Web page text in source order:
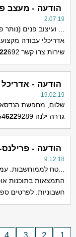
הודעה - מעצב
2.07.19
... ועיצוב פנים
אדריכלי עבודה
שירות צרו קשר 0508 692 מירון
הודעה -
19.02.19
שלום, מחפשת
גדרה ילנה 054
6229289
הודעה -
9.12.18
...טח לממוחשבות.
התמצאות בתוכנות
חשבוניות. לפרטים ספיר